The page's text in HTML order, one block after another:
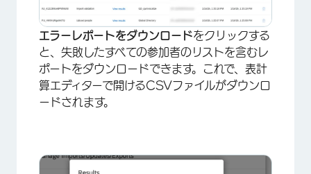
エラーレポートをダウンロードをクリックする
と、失敗したすべての参加者のリストを含むレ
ポートをダウンロードできます。これで、表計
算エディターで開けるCSVファイルがダウンロ
ードされます。